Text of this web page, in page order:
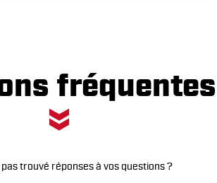
fréquentes
pas trouvé réponses à vos questions ?